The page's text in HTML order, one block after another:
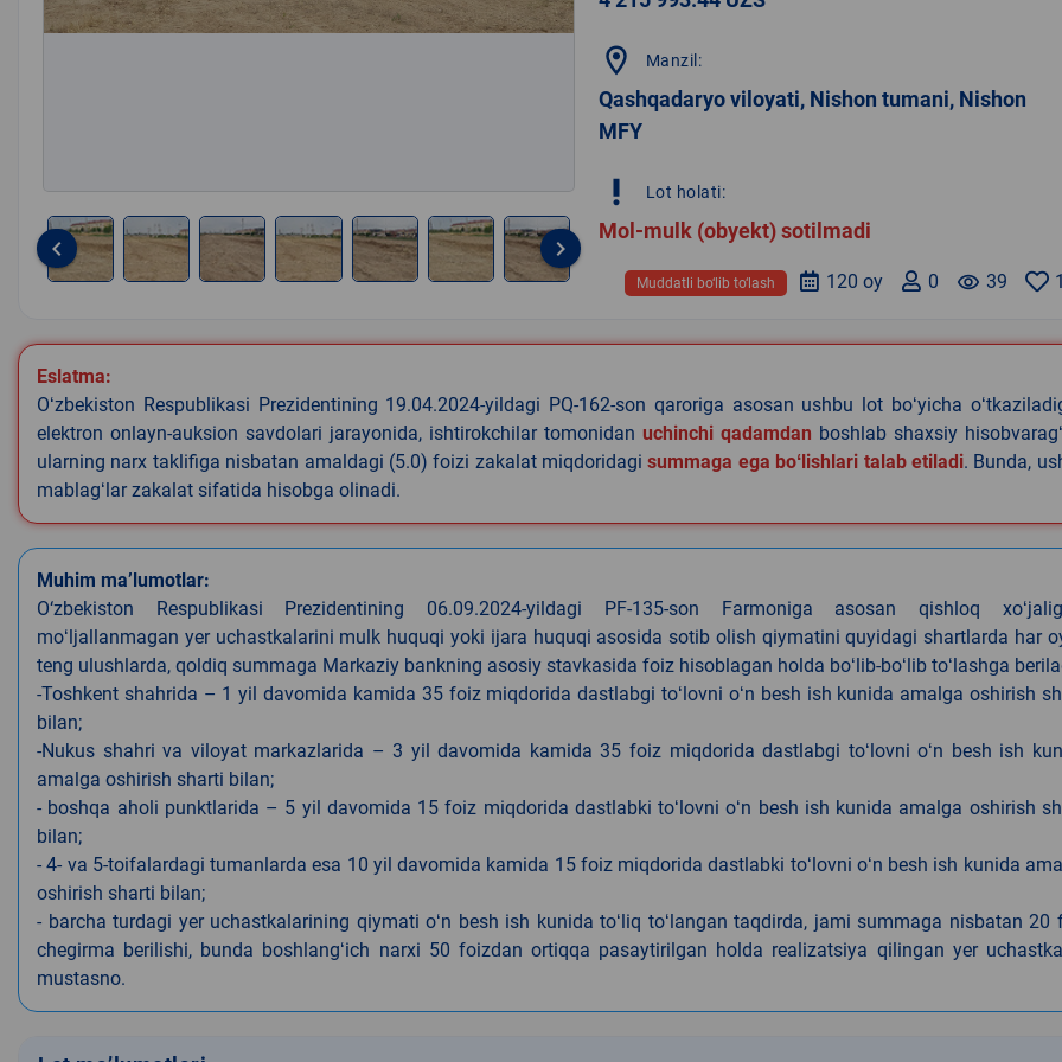
of
8
keyboard_arrow_left keyboard_arrow_right
location_on Manzil:
Qashqadaryo viloyati, Nishon tumani, Nishon
MFY
priority_high Lot holati:
Mol-mulk (obyekt) sotilmadi
remove_red_eye 39
0
120 oy
Muddatli bo‘lib to‘lash
Eslatma:
Oʻzbekiston Respublikasi Prezidentining 19.04.2024-yildagi PQ-162-son qaroriga asosan ushbu lot boʻyicha
elektron onlayn-auksion savdolari jarayonida, ishtirokchilar tomonidan uchinchi qadamdan boshlab shaxsiy
ularning narx taklifiga nisbatan amaldagi (5.0) foizi zakalat miqdoridagisummaga ega boʻlishlari talab etiladi. Bunda,
mablagʻlar zakalat sifatida hisobga olinadi.
Muhim ma’lumotlar:
O‘zbekiston Respublikasi Prezidentining 06.09.2024-yildagi PF-135-son Farmoniga asosan qishloq
moʻljallanmagan yer uchastkalarini mulk huquqi yoki ijara huquqi asosida sotib olish qiymatini quyidagi shartlarda har
teng ulushlarda, qoldiq summaga Markaziy bankning asosiy stavkasida foiz hisoblagan holda boʻlib-boʻlib toʻlashga
-Toshkent shahrida – 1 yil davomida kamida 35 foiz miqdorida dastlabgi toʻlovni oʻn besh ish kunida amalga oshirish
bilan;
-Nukus shahri va viloyat markazlarida – 3 yil davomida kamida 35 foiz miqdorida dastlabgi toʻlovni oʻn besh ish
amalga oshirish sharti bilan;
- boshqa aholi punktlarida – 5 yil davomida 15 foiz miqdorida dastlabki toʻlovni oʻn besh ish kunida amalga oshirish
bilan;
- 4- va 5-toifalardagi tumanlarda esa 10 yil davomida kamida 15 foiz miqdorida dastlabki toʻlovni oʻn besh ish kunida
oshirish sharti bilan;
- barcha turdagi yer uchastkalarining qiymati oʻn besh ish kunida toʻliq toʻlangan taqdirda, jami summaga nisbatan 20
chegirma berilishi, bunda boshlangʻich narxi 50 foizdan ortiqqa pasaytirilgan holda realizatsiya qilingan yer
mustasno.